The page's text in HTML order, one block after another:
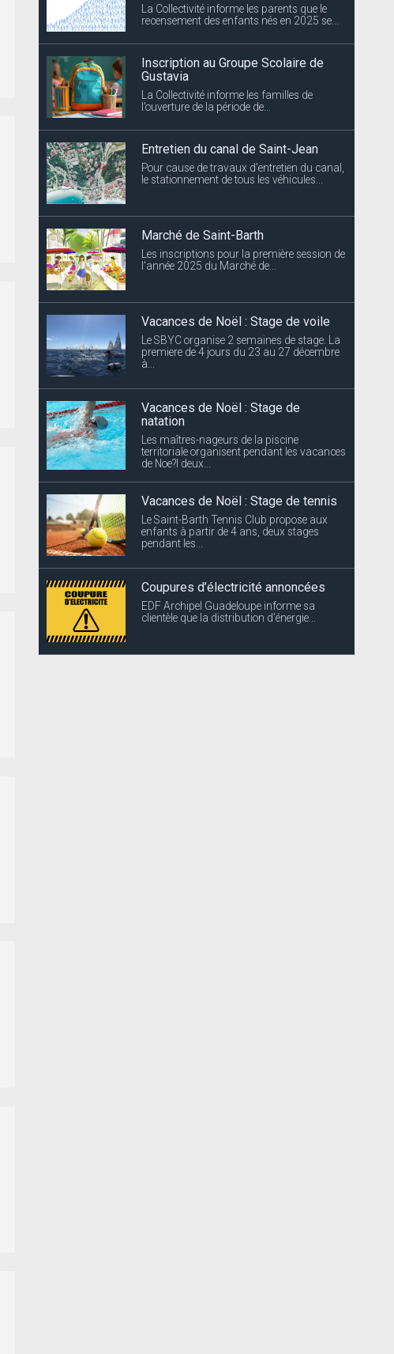
La Collectivité informe les familles de
l’ouverture de la période de...
Entretien du canal de Saint-Jean
Pour cause de travaux d’entretien du canal,
le stationnement de tous les véhicules...
Marché de Saint-Barth
Les inscriptions pour la première session de
l’année 2025 du Marché de...
Vacances de Noël : Stage de voile
Le SBYC organise 2 semaines de stage. La
premiere de 4 jours du 23 au 27 décembre
Vacances de Noël : Stage de
natation
Les maîtres-nageurs de la piscine
territoriale organisent pendant les vacances
Vacances de Noël : Stage de tennis
Le Saint-Barth Tennis Club propose aux
enfants à partir de 4 ans, deux stages
pendant les...
Coupures d’électricité annoncées
EDF Archipel Guadeloupe informe sa
clientèle que la distribution d’énergie...
La filière Végétaux Compost
exceptionnellement fermée
Suite à une panne, Ouanalao